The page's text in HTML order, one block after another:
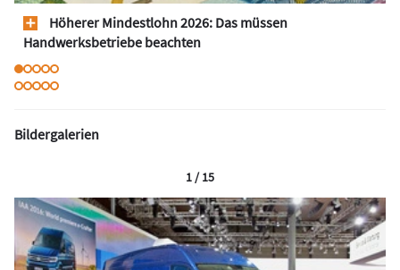
Höherer Mindestlohn 2026: Das müssen
Handwerksbetriebe beachten
Bildergalerien
1 / 15